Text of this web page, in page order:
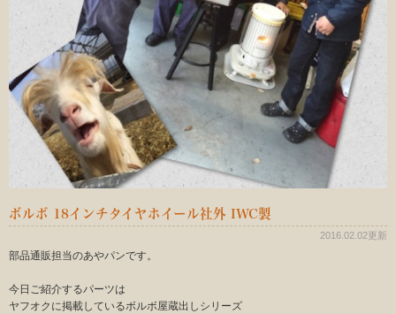
ボルボ 18インチタイヤホイール社外 IWC製
2016.02.02更新
部品通販担当のあやパンです。
今日ご紹介するパーツは
ヤフオクに掲載しているボルボ屋蔵出しシリーズ